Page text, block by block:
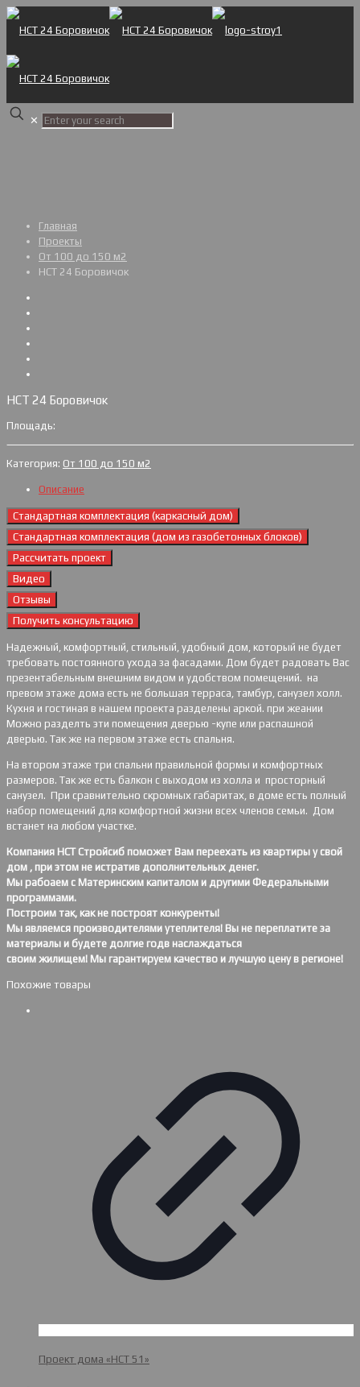
✕
Главная
Проекты
От 100 до 150 м2
НСТ 24 Боровичок
НСТ 24 Боровичок
Площадь:
Категория: От 100 до 150 м2
Описание
Стандартная комплектация (каркасный дом)
Стандартная комплектация (дом из газобетонных блоков)
Рассчитать проект
Видео
Отзывы
Получить консультацию
Надежный, комфортный, стильный, удобный дом, который не будет
требовать постоянного ухода за фасадами. Дом будет радовать Вас
презентабельным внешним видом и удобством помещений. на
превом этаже дома есть не большая терраса, тамбур, санузел холл.
Кухня и гостиная в нашем проекта разделены аркой. при жеании
Можно разделть эти помещения дверью -купе или распашной
дверью. Так же на первом этаже есть спальня.
На втором этаже три спальни правильной формы и комфортных
размеров. Так же есть балкон с выходом из холла и просторный
санузел. При сравнительно скромных габаритах, в доме есть полный
набор помещений для комфортной жизни всех членов семьи. Дом
встанет на любом участке.
Компания НСТ Стройсиб поможет Вам переехать из квартиры у свой
дом , при этом не истратив дополнительных денег.
Мы рабоаем с Материнским капиталом и другими Федеральными
программами.
Построим так, как не построят конкуренты!
Мы являемся производителями утеплителя! Вы не переплатите за
материалы и будете долгие годв наслаждаться
своим жилищем! Мы гарантируем качество и лучшую цену в регионе!
Похожие товары
Проект дома «НСТ 51»